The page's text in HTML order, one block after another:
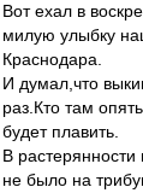
Вот ехал в
милую улыбку
Краснодара.
И думал,что
раз.Кто там
будет плавить.
В
не было на